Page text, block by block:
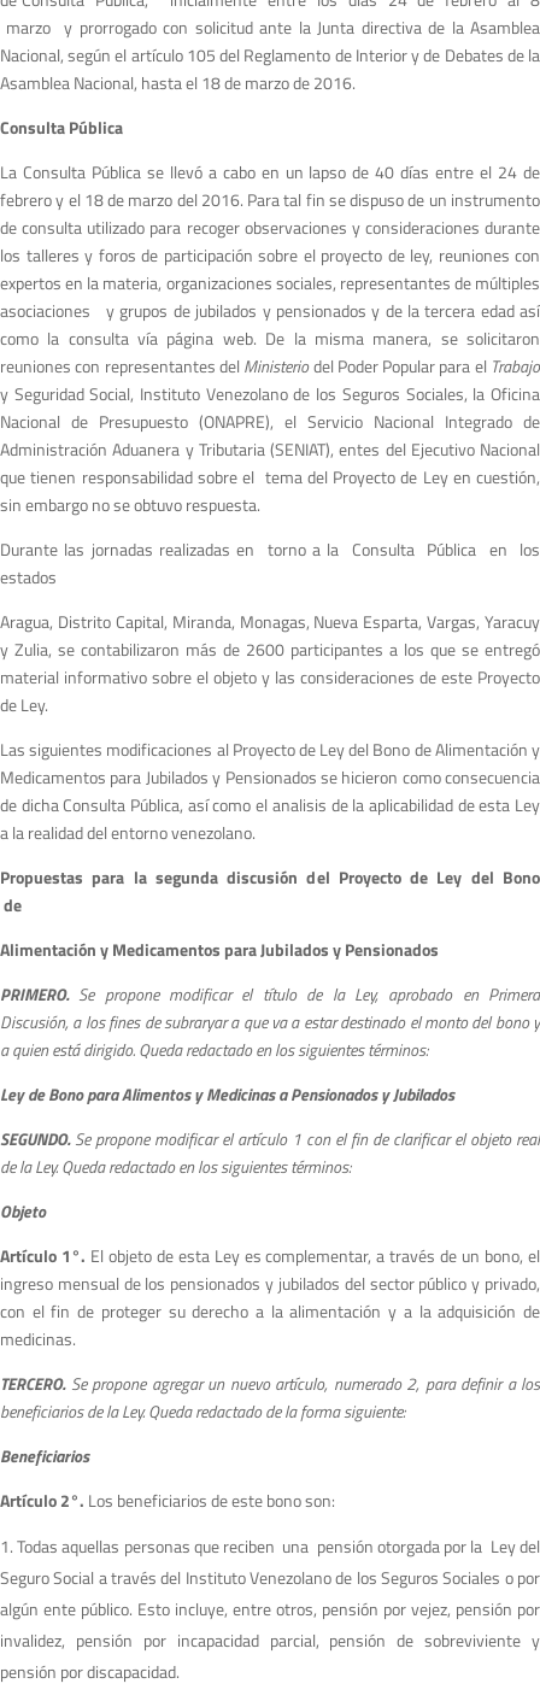
marzo y prorrogado con solicitud ante la Junta directiva de la Asamblea
Nacional, según el artículo 105 del Reglamento de Interior y de Debates de la
Asamblea Nacional, hasta el 18 de marzo de 2016.
Consulta Pública
La Consulta Pública se llevó a cabo en un lapso de 40 días entre el 24 de
febrero y el 18 de marzo del 2016. Para tal fin se dispuso de un instrumento
de consulta utilizado para recoger observaciones y consideraciones durante
los talleres y foros de participación sobre el proyecto de ley, reuniones con
expertos en la materia, organizaciones sociales, representantes de múltiples
asociaciones y grupos de jubilados y pensionados y de la tercera edad así
como la consulta vía página web. De la misma manera, se solicitaron
reuniones con representantes del Ministeriodel Poder Popular para el Trabajo
y Seguridad Social, Instituto Venezolano de los Seguros Sociales, la Oficina
Nacional de Presupuesto (ONAPRE), el Servicio Nacional Integrado de
Administración Aduanera y Tributaria (SENIAT), entes del Ejecutivo Nacional
que tienen responsabilidad sobre el tema del Proyecto de Ley en cuestión,
sin embargo no se obtuvo respuesta.
Durante las jornadas realizadas en torno a la Consulta Pública en los
estados
Aragua, Distrito Capital, Miranda, Monagas, Nueva Esparta, Vargas, Yaracuy
y Zulia, se contabilizaron más de 2600 participantes a los que se entregó
material informativo sobre el objeto y las consideraciones de este Proyecto
de Ley.
Las siguientes modificaciones al Proyecto de Ley del Bono de Alimentación y
Medicamentos para Jubilados y Pensionados se hicieron como consecuencia
de dicha Consulta Pública, así como el analisis de la aplicabilidad de esta Ley
a la realidad del entorno venezolano.
Propuestas para la segunda discusión del Proyecto de Ley del Bono
de
Alimentación y Medicamentos para Jubilados y Pensionados
PRIMERO. Se propone modificar el título de la Ley, aprobado en Primera
Discusión, a los fines de subraryar a que va a estar destinado el monto del bono y
a quien está dirigido. Queda redactado en los siguientes términos:
Ley de Bono para Alimentos y Medicinas a Pensionados y Jubilados
SEGUNDO.Se propone modificar el artículo 1 con el fin de clarificar el objeto real
de laLey. Queda redactado en los siguientes términos:
Objeto
Artículo 1°. El objeto de esta Ley es complementar, a través de un bono, el
ingreso mensual de los pensionados y jubilados del sector público y privado,
con el fin de proteger su derecho a la alimentación y a la adquisición de
medicinas.
TERCERO. Se propone agregar un nuevo artículo, numerado 2, para definir a los
beneficiarios de la Ley. Queda redactado de la forma siguiente:
Beneficiarios
Artículo 2°. Los beneficiarios de este bono son:
Todas aquellas personas que reciben una pensión otorgada por la Ley del
Seguro Social a través del Instituto Venezolano de los Seguros Sociales o por
algún ente público. Esto incluye, entre otros, pensión por vejez, pensión por
invalidez, pensión por incapacidad parcial, pensión de sobreviviente y
pensión por discapacidad.